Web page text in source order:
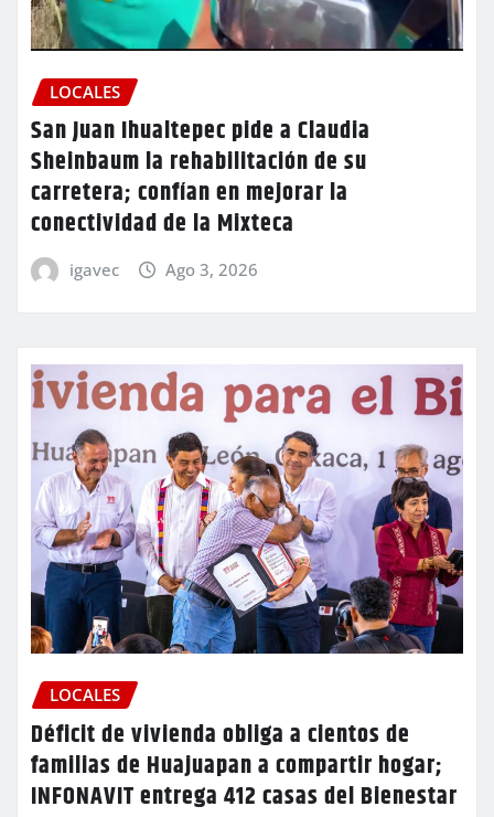
LOCALES
San Juan Ihualtepec pide a Claudia
Sheinbaum la rehabilitación de su
carretera; confían en mejorar la
conectividad de la Mixteca
igavec Ago 3, 2026
LOCALES
Déficit de vivienda obliga a cientos de
familias de Huajuapan a compartir hogar;
INFONAVIT entrega 412 casas del Bienestar